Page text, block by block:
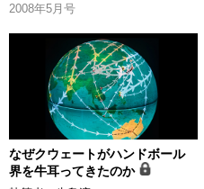
2008年5月号
なぜクウェートがハンドボール
界を牛耳ってきたのか